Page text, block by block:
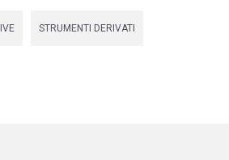
STRUMENTI DERIVATI